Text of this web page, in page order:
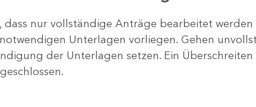
dass nur vollständige Anträge bearbeitet
Unterlagen vorliegen. Gehen
der Unterlagen setzen. Ein